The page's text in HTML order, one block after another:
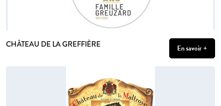
CHÂTEAU DE LA GREFFIÈRE En savoir +